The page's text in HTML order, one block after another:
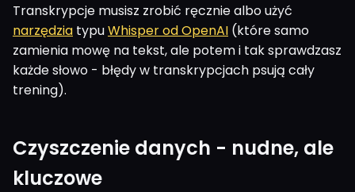
Transkrypcje musisz zrobić ręcznie albo użyć
narzędzia typuWhisper od OpenAI (które samo
zamienia mowę na tekst, ale potem i tak sprawdzasz
każde słowo - błędy w transkrypcjach psują cały
trening).
Czyszczenie danych - nudne, ale
kluczowe